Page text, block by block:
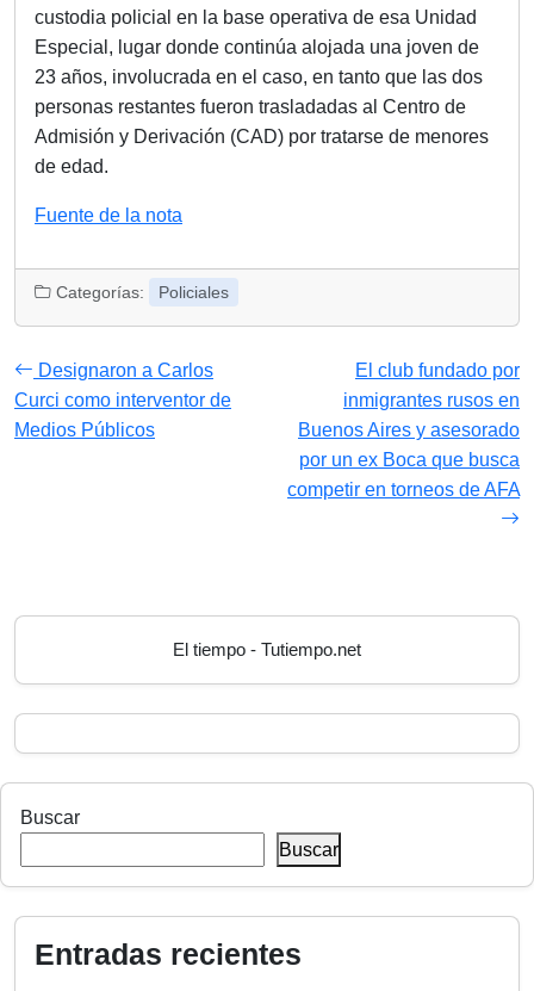
custodia policial en la base operativa de esa Unidad
Especial, lugar donde continúa alojada una joven de
23 años, involucrada en el caso, en tanto que las dos
personas restantes fueron trasladadas al Centro de
Admisión y Derivación (CAD) por tratarse de menores
de edad.
Fuente de la nota
Categorías: Policiales
Designaron a Carlos
Curci como interventor de
Medios Públicos
El club fundado por
inmigrantes rusos en
Buenos Aires y asesorado
por un ex Boca que busca
competir en torneos de AFA
El tiempo - Tutiempo.net
Buscar
Buscar
Entradas recientes